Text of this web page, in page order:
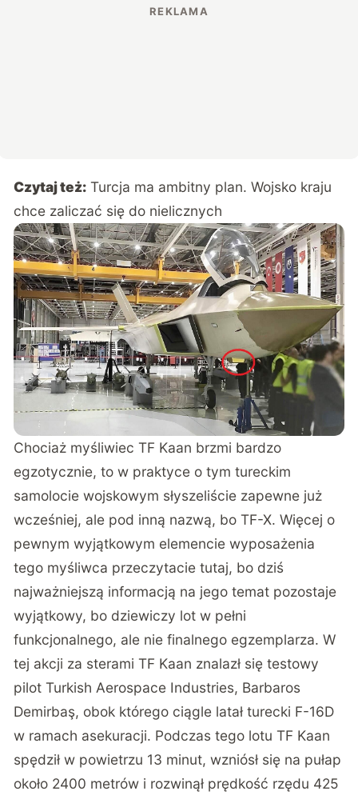
Czytaj też: Turcja ma ambitny plan. Wojsko kraju
chce zaliczać się do nielicznych
Chociaż myśliwiec TF Kaan brzmi bardzo
egzotycznie, to w praktyce o tym tureckim
samolocie wojskowym słyszeliście zapewne już
wcześniej, ale pod inną nazwą, bo TF-X. Więcej o
pewnym wyjątkowym elemencie wyposażenia
tego myśliwca przeczytacietutaj, bo dziś
najważniejszą informacją na jego temat pozostaje
wyjątkowy, bo dziewiczy lot w pełni
funkcjonalnego, ale nie finalnego egzemplarza. W
tej akcji za sterami TF Kaan znalazł się testowy
pilot Turkish Aerospace Industries, Barbaros
Demirbaş, obok którego ciągle latał turecki F-16D
w ramach asekuracji. Podczas tego lotu TF Kaan
spędził w powietrzu 13 minut, wzniósł się na pułap
około 2400 metrów i rozwinął prędkość rzędu 425